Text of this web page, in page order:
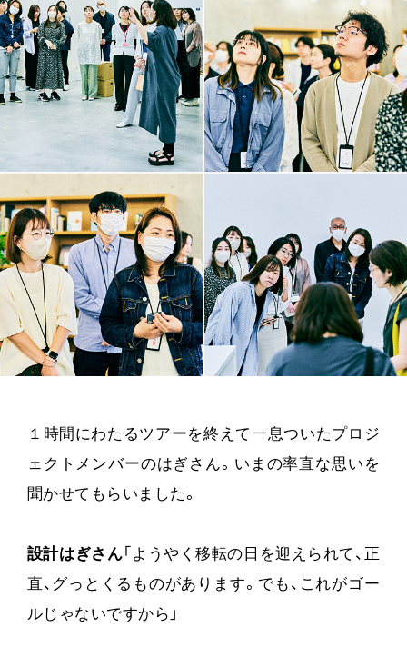
１時間にわたるツアーを終えて一息ついたプロジ
ェクトメンバーのはぎさん。いまの率直な思いを
聞かせてもらいました。
設計はぎさん「ようやく移転の日を迎えられて、正
直、グっとくるものがあります。でも、これがゴー
ルじゃないですから」